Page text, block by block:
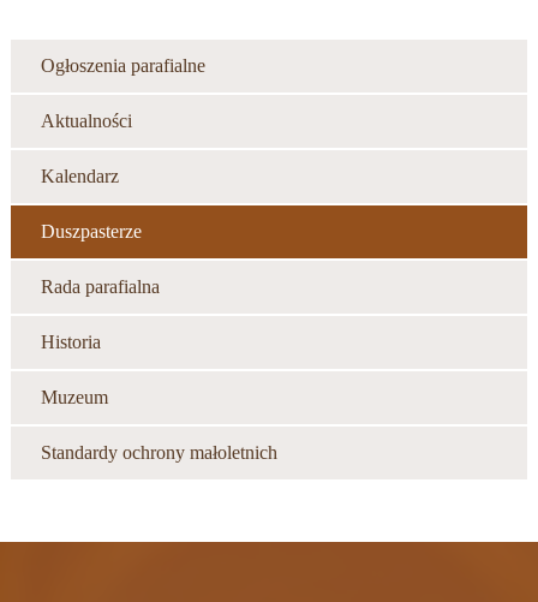
Ogłoszenia parafialne
Aktualności
Kalendarz
Duszpasterze
Rada parafialna
Historia
Muzeum
Standardy ochrony małoletnich